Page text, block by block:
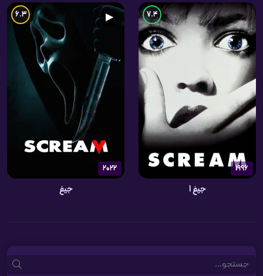
1996
7.4
جیغ 1
2022
▶
6.3
جیغ
Search